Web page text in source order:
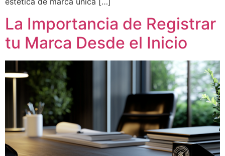
La Importancia de Registrar
tu Marca Desde el Inicio